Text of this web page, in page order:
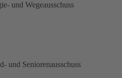
und Wegeausschuss
und Seniorenausschuss